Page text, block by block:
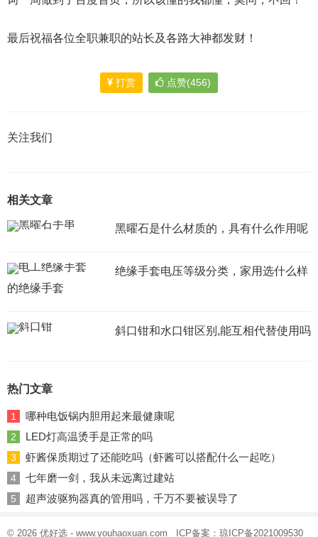
最后祝福各位全职兼职的站长及各路大神都发财！
打赏 点赞(456)
关注我们
相关文章
黑曜石是什么材质的，具有什么作用呢
绝缘手套电压等级分类，家用选什么样
的绝缘手套
斜口钳和水口钳区别,能互相代替使用吗
热门文章
1 哪种电饭锅内胆用起来最健康呢
2 LED灯高温烫手是正常的吗
3 虾酱保质期过了还能吃吗（虾酱可以搭配什么一起吃）
4 七年磨一剑，我从未远离过建站
5 超声波驱狗器真的管用吗，千万不要被误导了
© 2026 优好选 - www.youhaoxuan.com ICP备案： 琼ICP备2021009530